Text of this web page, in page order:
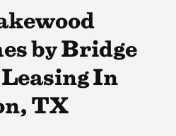
by Bridge
In
TX